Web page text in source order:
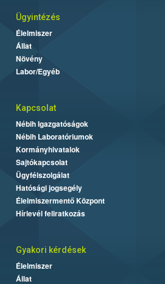
Ügyintézés
Élelmiszer
Állat
Növény
Labor/Egyéb
Kapcsolat
Nébih Igazgatóságok
Nébih Laboratóriumok
Kormányhivatalok
Sajtókapcsolat
Ügyfélszolgálat
Hatósági jogsegély
Élelmiszermentő Központ
Hírlevél feliratkozás
Gyakori kérdések
Élelmiszer
Állat